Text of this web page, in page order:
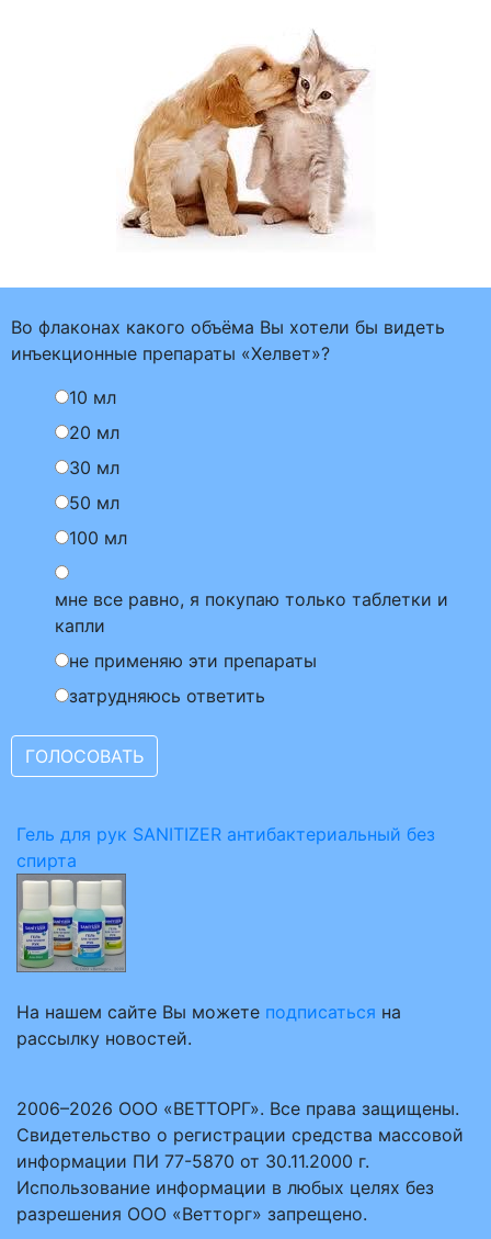
Во флаконах какого объёма Вы хотели бы видеть
инъекционные препараты «Хелвет»?
10 мл
20 мл
30 мл
50 мл
100 мл
мне все равно, я покупаю только таблетки и
капли
не применяю эти препараты
затрудняюсь ответить
Гель для рук SANITIZER антибактериальный без
спирта
На нашем сайте Вы можете подписаться на
рассылку новостей.
2006–2026 ООО «ВЕТТОРГ». Все права защищены.
Свидетельство о регистрации средства массовой
информации ПИ 77-5870 от 30.11.2000 г.
Использование информации в любых целях без
разрешения ООО «Ветторг» запрещено.